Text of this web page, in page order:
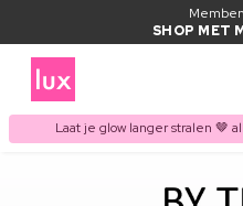
SHOP MET
Laat je glow langer stralen 🤎